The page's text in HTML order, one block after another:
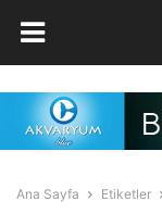
Ana Sayfa Etiketler